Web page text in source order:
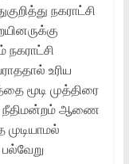
நகராட்சி
உரிய
மூடி முத்திரை
நீதிமன்றம் ஆணை